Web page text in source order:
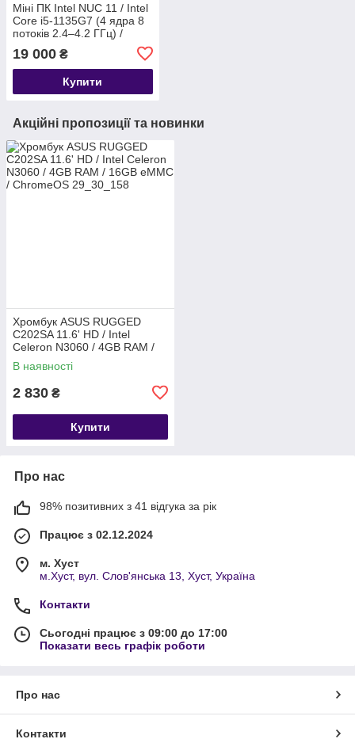
Міні ПК Intel NUC 11 / Intel
Core i5-1135G7 (4 ядра 8
потоків 2.4–4.2 ГГц) /
16GB DDR4 / 256GB SSD
NVMe / Intel Iris Xe
Graphics
19 000 ₴
Купити
Акційні пропозиції та новинки
Хромбук ASUS RUGGED
C202SA 11.6' HD / Intel
Celeron N3060 / 4GB RAM /
16GB eMMC / ChromeOS
В наявності
2 830 ₴
Купити
Про нас
98% позитивних з 41 відгука за рік
Працює з 02.12.2024
м. Хуст
м.Хуст, вул. Слов'янська 13, Хуст, Україна
Контакти
Сьогодні працює з 09:00 до 17:00
Показати весь графік роботи
Про нас
Контакти